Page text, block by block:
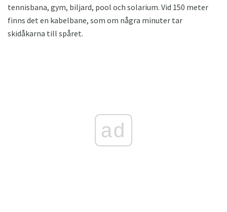
tennisbana, gym, biljard, pool och solarium. Vid 150 meter
finns det en kabelbane, som om några minuter tar
skidåkarna till spåret.
ad